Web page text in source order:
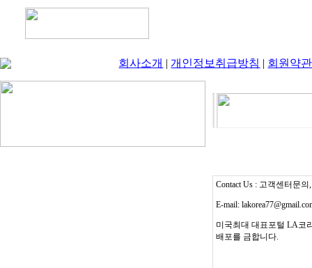
회사소개 |개인정보취급방침 | 회원약관
Contact Us : 고객센터문의
E-mail:
미국최대 대표포털 LA코
배포를 금합니다.